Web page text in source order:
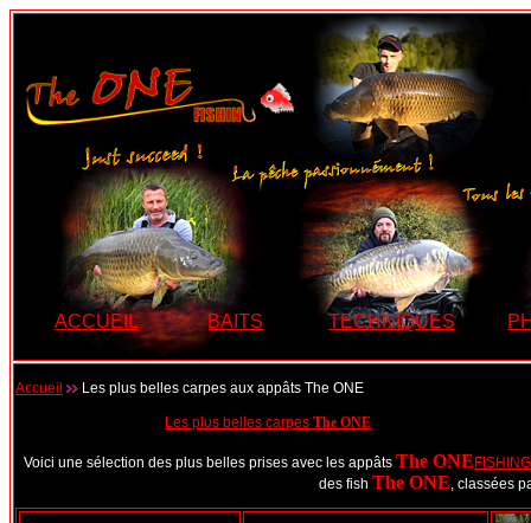
ACCUEIL BAITS TECHNIQUES
Accueil Les plus belles carpes aux appâts The ONE
Les plus belles carpes The ONE
Voici une sélection des plus belles prises avec les appâts The ONE FISHING
des fishThe ONE, classées